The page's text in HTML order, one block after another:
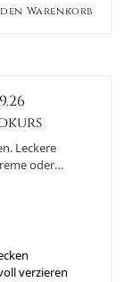
Warenkorb
Leckere
oder
mit
effektvolle
für Anfänger
erste perfekte
verzieren